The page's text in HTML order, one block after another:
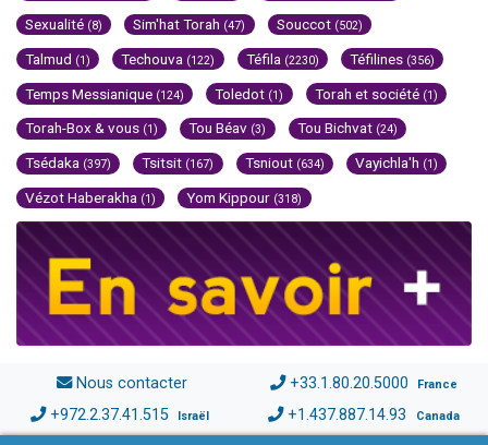
Sexualité (8) Sim'hat Torah (47) Souccot (502)
Talmud (1) Techouva (122) Téfila (2230) Téfilines (356)
Temps Messianique (124) Toledot (1) Torah et société (1)
Torah-Box & vous (1) Tou Béav (3) Tou Bichvat (24)
Tsédaka (397) Tsitsit (167) Tsniout (634) Vayichla'h (1)
Vézot Haberakha (1) Yom Kippour (318)
Nous contacter +33.1.80.20.5000 France
+972.2.37.41.515 Israël +1.437.887.14.93 Canada